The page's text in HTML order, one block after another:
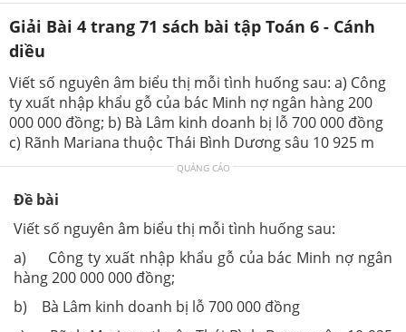
Giải Bài 4 trang 71 sách bài tập Toán 6 - Cánh
diều
Viết số nguyên âm biểu thị mỗi tình huống sau: a) Công
ty xuất nhập khẩu gỗ của bác Minh nợ ngân hàng 200
000 000 đồng; b) Bà Lâm kinh doanh bị lỗ 700 000 đồng
c) Rãnh Mariana thuộc Thái Bình Dương sâu 10 925 m
QUẢNG CÁO
Đề bài
Viết số nguyên âm biểu thị mỗi tình huống sau:
a) Công ty xuất nhập khẩu gỗ của bác Minh nợ ngân
hàng 200 000 000 đồng;
b) Bà Lâm kinh doanh bị lỗ 700 000 đồng